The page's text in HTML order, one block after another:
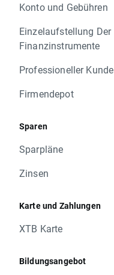
Konto und Gebühren
Einzelaufstellung Der
Finanzinstrumente
Professioneller Kunde
Firmendepot
Sparen
Sparpläne
Zinsen
Karte und Zahlungen
XTB Karte
Bildungsangebot